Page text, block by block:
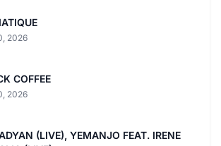
2026
COFFEE
2026
(LIVE), YEMANJO FEAT. IRENE